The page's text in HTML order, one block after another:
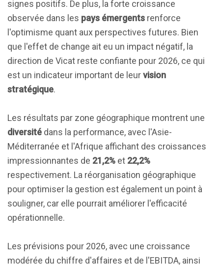
signes positifs. De plus, la forte croissance
observée dans les pays émergents renforce
l'optimisme quant aux perspectives futures. Bien
que l'effet de change ait eu un impact négatif, la
direction de Vicat reste confiante pour 2026, ce qui
est un indicateur important de leurvision
stratégique.
Les résultats par zone géographique montrent une
diversité dans la performance, avec l'Asie-
Méditerranée et l'Afrique affichant des croissances
impressionnantes de 21,2% et 22,2%
respectivement. La réorganisation géographique
pour optimiser la gestion est également un point à
souligner, car elle pourrait améliorer l'efficacité
opérationnelle.
Les prévisions pour 2026, avec une croissance
modérée du chiffre d'affaires et de l'EBITDA, ainsi